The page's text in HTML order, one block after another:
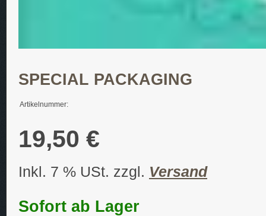
SPECIAL PACKAGING
Artikelnummer:
19,50 €
Inkl. 7 % USt. zzgl. Versand
Sofort ab Lager